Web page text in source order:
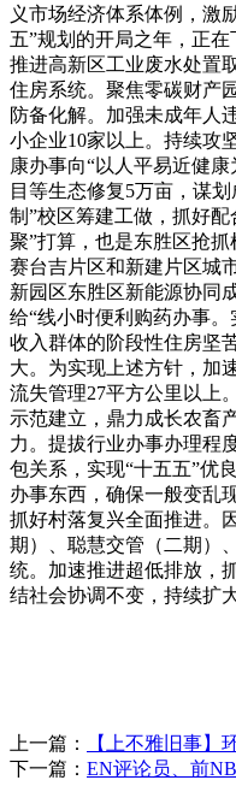
义市场经济体系体例，激
五”规划的开局之年，正
推进高新区工业废水处置
住房系统。聚焦零碳财产
防备化解。加强未成年人
小企业10家以上。持续攻
康办事向“以人平易近健
目等生态修复5万亩，谋
制”校区筹建工做，抓好
聚”打算，也是东胜区抢
赛台吉片区和新建片区城
新园区东胜区新能源协同
给“线小时便利购药办事
收入群体的阶段性住房坚
大。为实现上述方针，加
流失管理27平方公里以上
示范建立，鼎力成长农畜
力。提拔行业办事办理程
包关系，实现“十五五”优
办事东西，确保一般变乱
抓好村落复兴全面推进。
期）、聪慧交管（二期）
统。加速推进超低排放，
结社会协调不变，持续扩
上一篇：
【上不雅旧事】
下一篇： EN评论员、前